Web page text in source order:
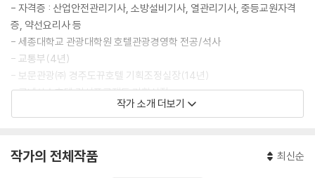
- 자격증 : 산업안전관리기사, 소방설비기사, 열관리기사, 중등교원자격
증, 약선요리사 등
- 세종대학교 관광대학원 호텔관광경영학 전공/석사
- 교통부(4년)
- 보문관광㈜ 경주도뀨호텔 기획조정실장(14년)
- 르네상스호텔 건설프로젝트 기획실장
- 신라밀레니엄파크 신규프로젝트사업본부장
- 현) 한국생산성본부 교수(8년차)
작가 소개 더보기
작가의 전체작품 최신순